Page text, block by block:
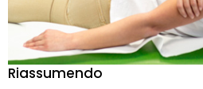
Riassumendo